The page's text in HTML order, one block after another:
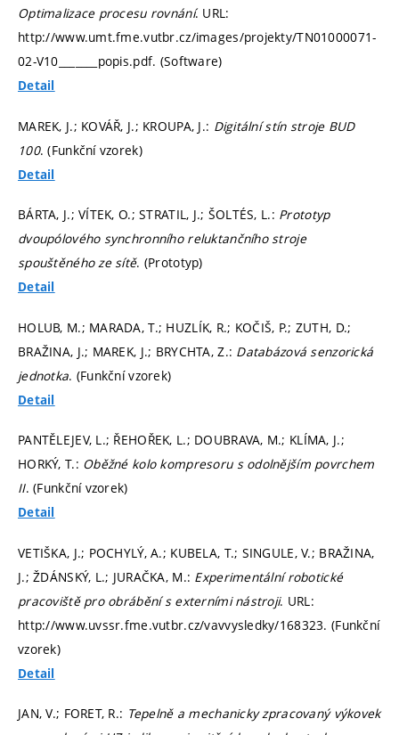
Optimalizace procesu rovnání. URL:
http://www.umt.fme.vutbr.cz/images/projekty/TN01000071-
02-V10_______popis.pdf. (Software)
Detail
MAREK, J.; KOVÁŘ, J.; KROUPA, J.: Digitální stín stroje BUD
100. (Funkční vzorek)
Detail
BÁRTA, J.; VÍTEK, O.; STRATIL, J.; ŠOLTÉS, L.: Prototyp
dvoupólového synchronního reluktančního stroje
spouštěného ze sítě. (Prototyp)
Detail
HOLUB, M.; MARADA, T.; HUZLÍK, R.; KOČIŠ, P.; ZUTH, D.;
BRAŽINA, J.; MAREK, J.; BRYCHTA, Z.: Databázová senzorická
jednotka. (Funkční vzorek)
Detail
PANTĚLEJEV, L.; ŘEHOŘEK, L.; DOUBRAVA, M.; KLÍMA, J.;
HORKÝ, T.: Oběžné kolo kompresoru s odolnějším povrchem
II. (Funkční vzorek)
Detail
VETIŠKA, J.; POCHYLÝ, A.; KUBELA, T.; SINGULE, V.; BRAŽINA,
J.; ŽDÁNSKÝ, L.; JURAČKA, M.: Experimentální robotické
pracoviště pro obrábění s externími nástroji. URL:
http://www.uvssr.fme.vutbr.cz/vavvysledky/168323. (Funkční
vzorek)
Detail
JAN, V.; FORET, R.: Tepelně a mechanicky zpracovaný výkovek